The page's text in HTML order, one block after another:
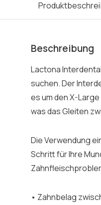
Beschreibung
Lactona
suchen. Der
es um den X-
was das Gleiten
Die Verwendung
Schritt für Ihre
• Zahnbelag